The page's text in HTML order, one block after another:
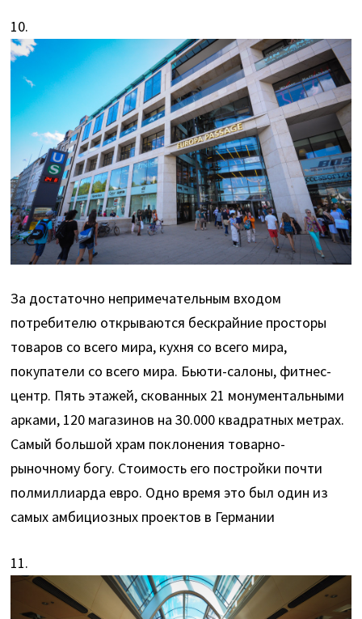
10.
За достаточно непримечательным входом
потребителю открываются бескрайние просторы
товаров со всего мира, кухня со всего мира,
покупатели со всего мира. Бьюти-салоны, фитнес-
центр. Пять этажей, скованных 21 монументальными
арками, 120 магазинов на 30.000 квадратных метрах.
Самый большой храм поклонения товарно-
рыночному богу. Стоимость его постройки почти
полмиллиарда евро. Одно время это был один из
самых амбициозных проектов в Германии
11.